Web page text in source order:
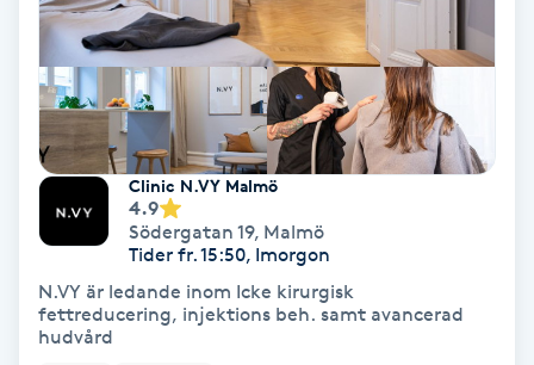
Regndroppsmassage
Reiki
Reikihealing
Reiki massage
Restorative Yoga
Rosacea
Clinic N.VY Malmö
4.9
Södergatan 19, Malmö
Tider fr. 15:50, Imorgon
N.VY är ledande inom Icke kirurgisk
fettreducering, injektions beh. samt avancerad
hudvård